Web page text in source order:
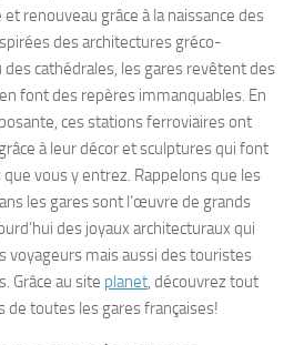
renouveau grâce à la naissance des
des architectures gréco-
cathédrales, les gares revêtent des
font des repères immanquables. En
ces stations ferroviaires ont
à leur décor et sculptures qui font
vous y entrez. Rappelons que les
les gares sont l’œuvre de grands
des joyaux architecturaux qui
voyageurs mais aussi des touristes
Grâce au site planet, découvrez tout
de toutes les gares françaises!